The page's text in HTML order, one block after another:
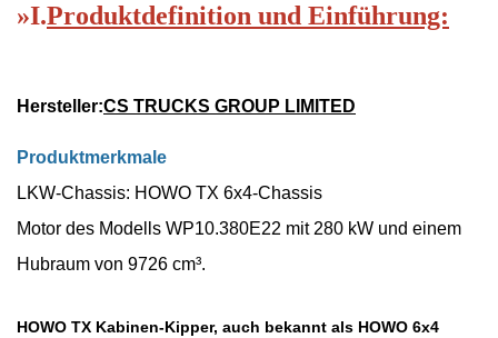
»I.Produktdefinition und Einführung:
Hersteller:CS TRUCKS GROUP LIMITED
Produktmerkmale
LKW-Chassis: HOWO TX 6x4-Chassis
Motor des Modells WP10.380E22 mit 280 kW und einem
Hubraum von 9726 cm³.
HOWO TX Kabinen-Kipper, auch bekannt als HOWO 6x4